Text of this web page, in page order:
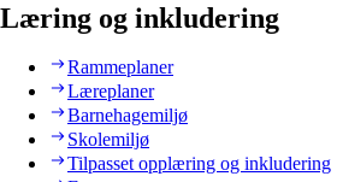
Læring og inkludering
Rammeplaner
Læreplaner
Barnehagemiljø
Skolemiljø
Tilpasset opplæring og inkludering